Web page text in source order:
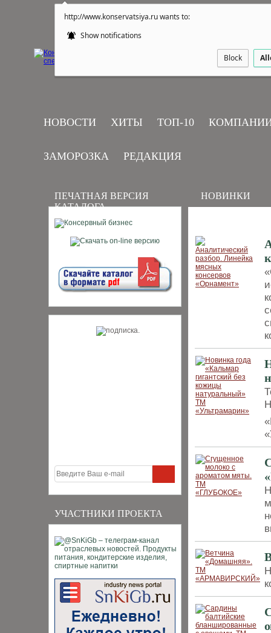
http://www.konservatsiya.ru wants to:
Show notifications
Block
НОВОСТИ ХИТЫ ТОП-10
ЗАМОРОЗКА РЕДАКЦИЯ
ПЕЧАТНАЯ ВЕРСИЯ
КАТАЛОГА
УЧАСТНИКИ ПРОЕКТА
НОВИНКИ